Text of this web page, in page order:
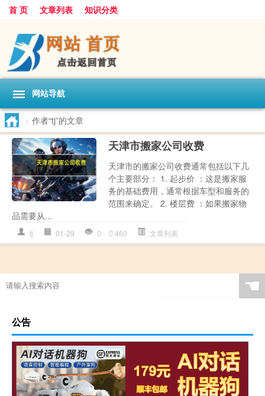
首 页 文章列表 知识分类
网站导航
> 作者“tj”的文章
天津市搬家公司收费
天津市的搬家公司收费通常包括以下几
个主要部分： 1. 起步价 ：这是搬家服
务的基础费用，通常根据车型和服务的
范围来确定。 2. 楼层费 ：如果搬家物
品需要从...
tj 01-29 0 460 文章列表
☚
公告